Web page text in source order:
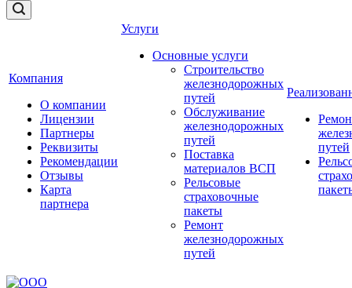
Компания
О компании
Лицензии
Партнеры
Реквизиты
Рекомендации
Отзывы
Карта
партнера
Услуги
Основные услуги
Строительство
железнодорожных
путей
Обслуживание
железнодорожных
путей
Поставка
материалов ВСП
Рельсовые
страховочные
пакеты
Ремонт
железнодорожных
путей
путей